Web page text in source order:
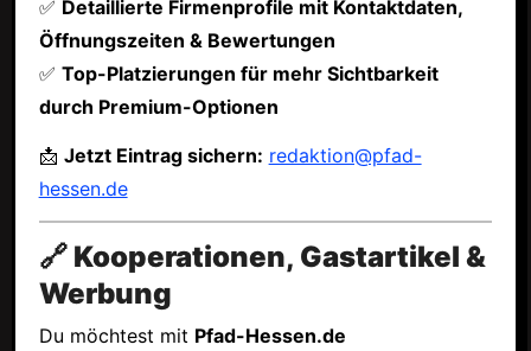
✅ Detaillierte Firmenprofile mit Kontaktdaten,
Öffnungszeiten & Bewertungen
✅ Top-Platzierungen für mehr Sichtbarkeit
durch Premium-Optionen
📩 Jetzt Eintrag sichern: redaktion@pfad-
hessen.de
🔗 Kooperationen, Gastartikel &
Werbung
Du möchtest mit Pfad-Hessen.de